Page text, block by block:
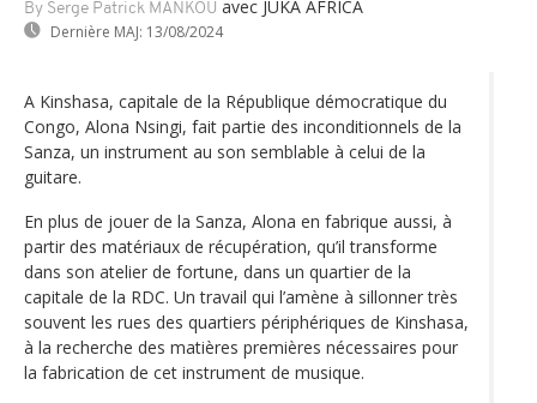
By Serge Patrick MANKOU avec JUKA AFRICA
Dernière MAJ: 13/08/2024
A Kinshasa, capitale de la République démocratique du
Congo, Alona Nsingi, fait partie des inconditionnels de la
Sanza, un instrument au son semblable à celui de la
guitare.
En plus de jouer de la Sanza, Alona en fabrique aussi, à
partir des matériaux de récupération, qu’il transforme
dans son atelier de fortune, dans un quartier de la
capitale de la RDC. Un travail qui l’amène à sillonner très
souvent les rues des quartiers périphériques de Kinshasa,
à la recherche des matières premières nécessaires pour
la fabrication de cet instrument de musique.